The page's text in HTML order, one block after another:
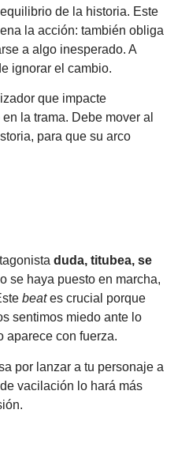
de la historia. Este
la acción: también obliga
a algo inesperado. A
ignorar el cambio.
que impacte
la trama. Debe mover al
para que su arco
duda, titubea, se
se haya puesto en marcha,
beates crucial porque
sentimos miedo ante lo
aparece con fuerza.
por lanzar a tu personaje a
vacilación lo hará más